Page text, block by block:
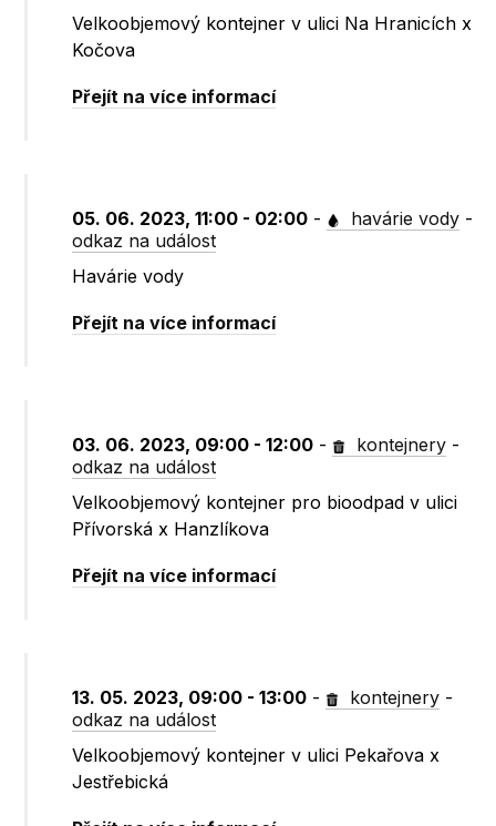
Velkoobjemový kontejner v ulici Na Hranicích x
Kočova
Přejít na více informací
05. 06. 2023, 11:00 - 02:00 - havárie vody -
odkaz na událost
Havárie vody
Přejít na více informací
03. 06. 2023, 09:00 - 12:00 - kontejnery -
odkaz na událost
Velkoobjemový kontejner pro bioodpad v ulici
Přívorská x Hanzlíkova
Přejít na více informací
13. 05. 2023, 09:00 - 13:00 - kontejnery -
odkaz na událost
Velkoobjemový kontejner v ulici Pekařova x
Jestřebická